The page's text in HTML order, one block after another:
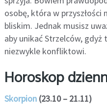
osobę, która w przyszłości
bliskim. Jednak musisz
aby unikać Strzelców,
niezwykle konfliktowi.
Horoskop
Skorpion(23.10 – 21.11)